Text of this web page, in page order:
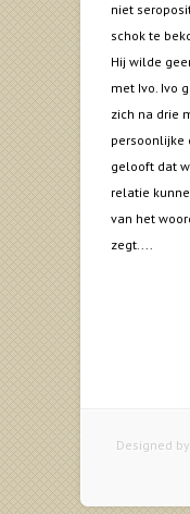
niet
schok te
Hij wilde
met Ivo. Ivo
zich na drie
persoonlijke
gelooft dat
relatie
van het
zegt....
Designed by